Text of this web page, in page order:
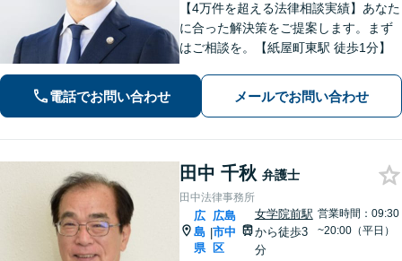
【4万件を超える法律相談実績】あなた
に合った解決策をご提案します。まず
はご相談を。【紙屋町東駅 徒歩1分】
電話でお問い合わせ メールでお問い合わせ
田中 千秋 弁護士
田中法律事務所
広
島
県
|
広島
市中
区
女学院前駅
から徒歩3
分
営業時間：09:30
~20:00（平日）